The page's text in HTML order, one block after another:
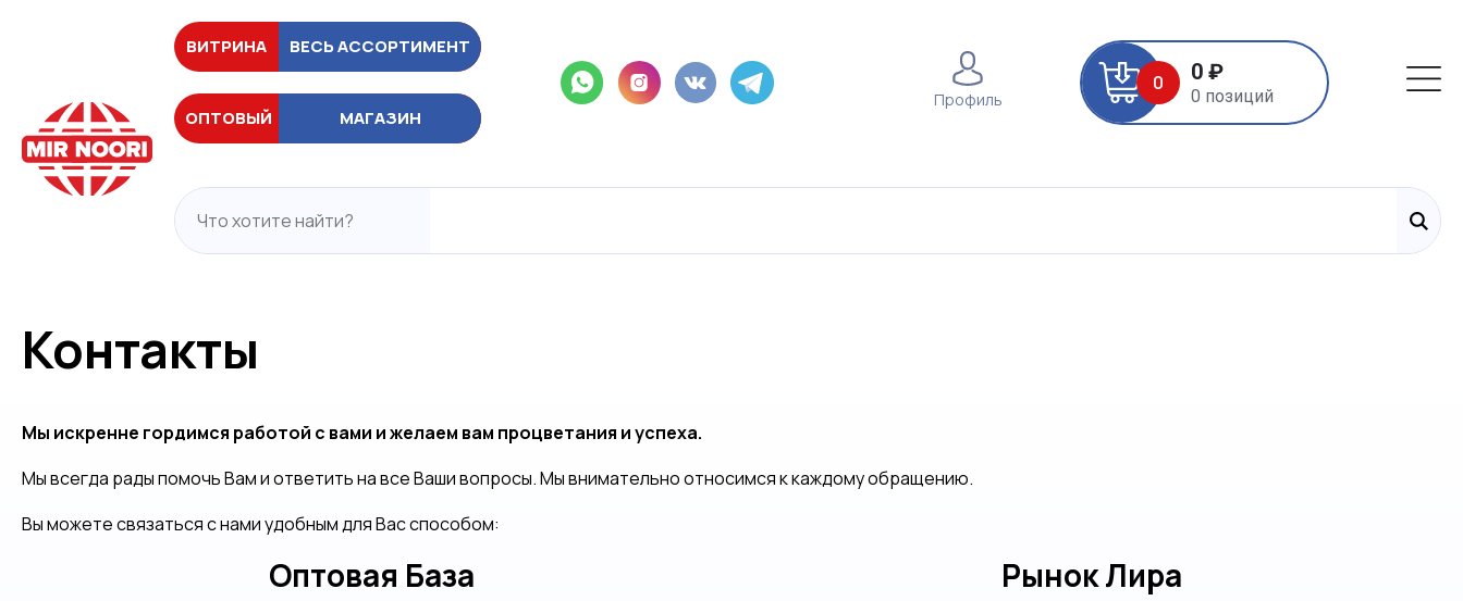
ВИТРИНА ВЕСЬ АССОРТИМЕНТ
ОПТОВЫЙ МАГАЗИН
Профиль
0 0 ₽
0 позиций
Контакты
Мы искренне гордимся работой с вами и желаем вам процветания и успеха.
Мы всегда рады помочь Вам и ответить на все Ваши вопросы. Мы внимательно относимся к каждому обращению.
Вы можете связаться с нами удобным для Вас способом:
Оптовая База Рынок Лира